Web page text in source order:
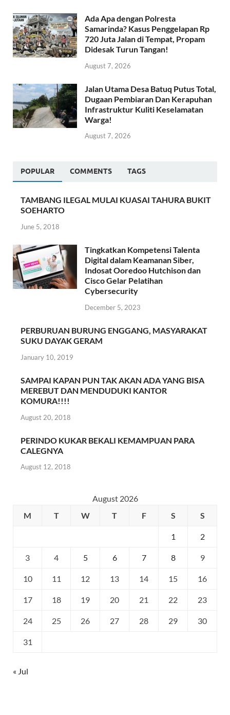
Ada Apa dengan Polresta
Samarinda? Kasus Penggelapan Rp
720 Juta Jalan di Tempat, Propam
Didesak Turun Tangan!
August 7, 2026
Jalan Utama Desa Batuq Putus Total,
Dugaan Pembiaran Dan Kerapuhan
Infrastruktur Kuliti Keselamatan
Warga!
August 7, 2026
POPULAR COMMENTS TAGS
TAMBANG ILEGAL MULAI KUASAI TAHURA BUKIT
SOEHARTO
June 5, 2018
Tingkatkan Kompetensi Talenta
Digital dalam Keamanan Siber,
Indosat Ooredoo Hutchison dan
Cisco Gelar Pelatihan
Cybersecurity
December 5, 2023
PERBURUAN BURUNG ENGGANG, MASYARAKAT
SUKU DAYAK GERAM
January 10, 2019
SAMPAI KAPAN PUN TAK AKAN ADA YANG BISA
MEREBUT DAN MENDUDUKI KANTOR
KOMURA!!!!
August 20, 2018
PERINDO KUKAR BEKALI KEMAMPUAN PARA
CALEGNYA
August 12, 2018
August 2026
M
T W T F S S
1 2
3 4 5 6 7 8 9
10 11 12 13 14 15 16
17 18 19 20 21 22 23
24 25 26 27 28 29 30
31
« Jul